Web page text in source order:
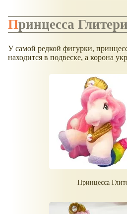
Принцесса
У самой редкой фигурки,
находится в подвеске, а корона
Принцесса